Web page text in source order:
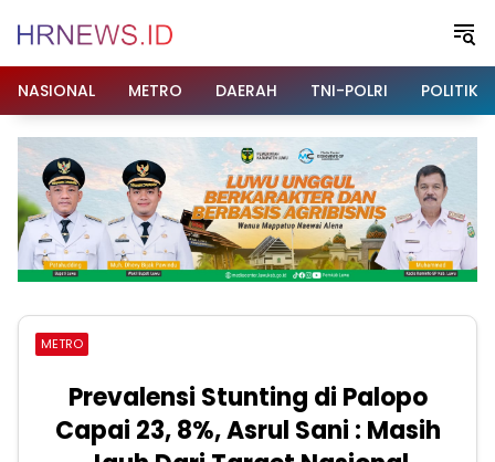
NASIONAL
METRO DAERAH TNI-POLRI POLITIK
METRO
Prevalensi Stunting di Palopo
Capai 23, 8%, Asrul Sani : Masih